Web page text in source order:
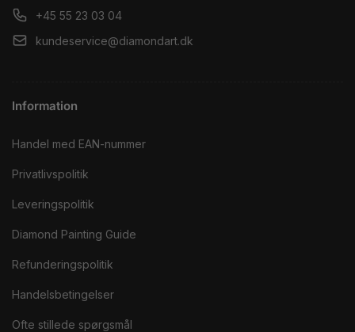
+45 55 23 03 04
kundeservice@diamondart.dk
Information
Handel med EAN-nummer
Privatlivspolitik
Leveringspolitik
Diamond Painting Guide
Refunderingspolitik
Handelsbetingelser
Ofte stillede spørgsmål